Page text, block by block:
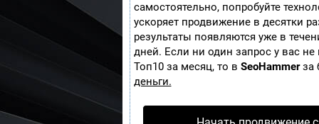
самостоятельно, попробуйте
ускоряет продвижение в десятки
результаты появляются уже в
дней. Если ни один запрос у вас не
Топ10 за месяц, то в SeoHammerза
деньги.
Жанр:
Дата выхода:
Смотрящий?: